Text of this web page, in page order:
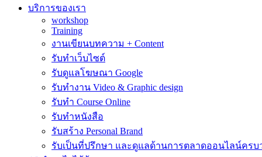
บริการของเรา
workshop
Training
งานเขียนบทความ + Content
รับทำเว็บไซต์
รับดูแลโฆษณา Google
รับทำงาน Video & Graphic design
รับทำ Course Online
รับทำหนังสือ
รับสร้าง Personal Brand
รับเป็นที่ปรึกษา และดูแลด้านการตลาดออนไลน์ครบ